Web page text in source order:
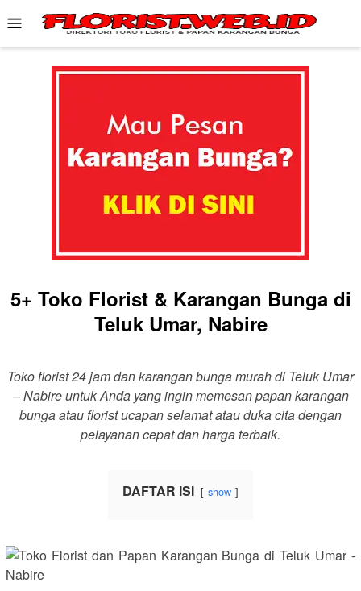
to
content
Mobile
Menu
5+ Toko Florist & Karangan Bunga di
Teluk Umar, Nabire
Toko florist 24 jam dan karangan bunga murah di Teluk Umar
– Nabire untuk Anda yang ingin memesan papan karangan
bunga atau florist ucapan selamat atau duka cita dengan
pelayanan cepat dan harga terbaik.
DAFTAR ISI show